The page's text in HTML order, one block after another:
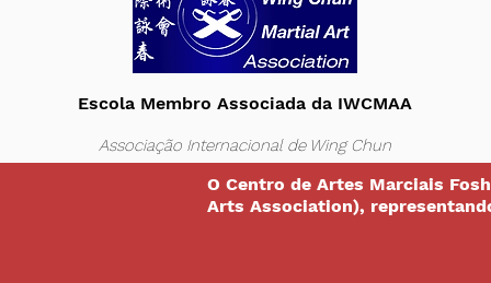
Escola Membro Associada da IWCMAA
Associação Internacional de Wing Chun
O Centro de Artes Marciais
Arts Association),